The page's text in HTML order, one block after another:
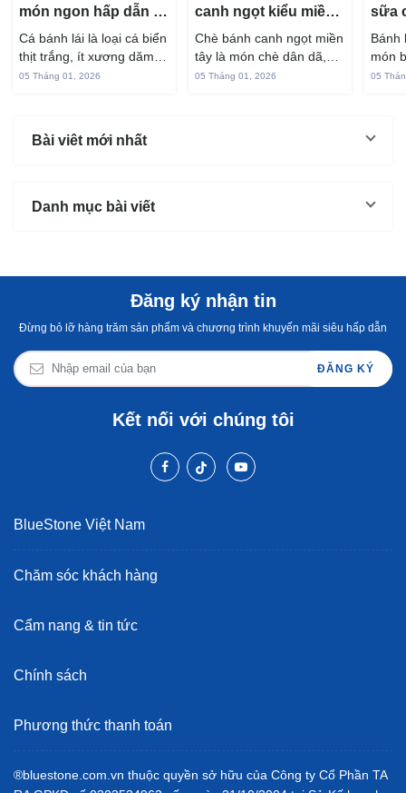
món ngon hấp dẫn từ
cá bánh lái
Cá bánh lái là loại cá biển
thịt trắng, ít xương dăm,
vị ngọt và rất dễ ăn khi
thể...
05 Tháng 01, 2026
canh ngọt kiểu miền
Tây ngon chuẩn vị
Chè bánh canh ngọt miền
tây là món chè dân dã,
gắn liền với đời sống sinh
05 Tháng 01, 2026
sữa
hấp
Bánh
món
05
Bài viêt mới nhất
Danh mục bài viết
Đăng ký nhận tin
Đừng bỏ lỡ hàng trăm sản phẩm và chương trình khuyến mãi siêu hấp dẫn
ĐĂNG KÝ
Kết nối với chúng tôi
BlueStone Việt Nam
Chăm sóc khách hàng
Cẩm nang & tin tức
Chính sách
Phương thức thanh toán
®bluestone.com.vn thuộc quyền sở hữu của Công ty Cổ Phần TA